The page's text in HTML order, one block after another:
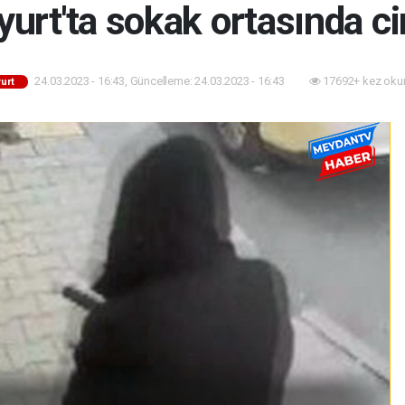
sokak ortasında
24.03.2023 - 16:43, Güncelleme: 24.03.2023 - 16:43 17692+ kez